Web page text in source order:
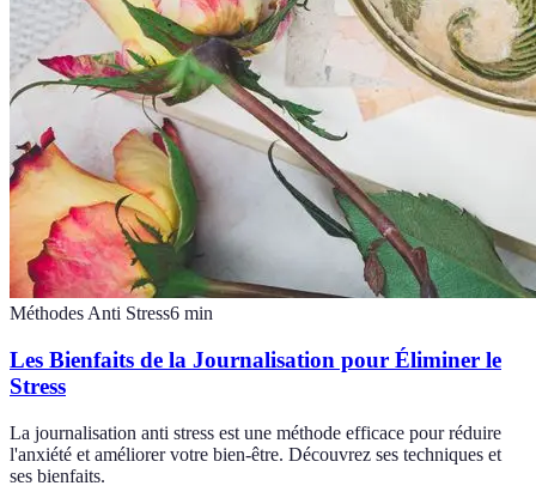
Méthodes Anti Stress6 min
Les Bienfaits de la Journalisation pour Éliminer le
Stress
La journalisation anti stress est une méthode efficace pour réduire
l'anxiété et améliorer votre bien-être. Découvrez ses techniques et
ses bienfaits.